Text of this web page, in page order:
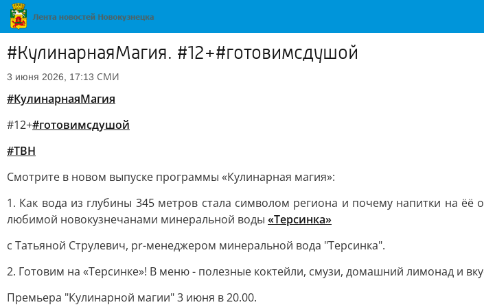
#КулинарнаяМагия. #12+#готовимсдушой
3 июня 2026, 17:13 СМИ
#КулинарнаяМагия
#12+#готовимсдушой
#ТВН
Смотрите в новом выпуске программы «Кулинарная магия»:
1. Как вода из глубины 345 метров стала символом региона и почему напитки на
любимой новокузнечанами минеральной воды «Терсинка»
с Татьяной Струлевич, pr-менеджером минеральной вода "Терсинка".
2. Готовим на «Терсинке»! В меню - полезные коктейли, смузи, домашний лимонад и
Премьера "Кулинарной магии" 3 июня в 20.00.